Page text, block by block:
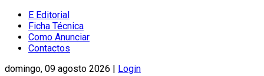
E Editorial
Ficha Técnica
Como Anunciar
Contactos
domingo, 09 agosto 2026 | Login